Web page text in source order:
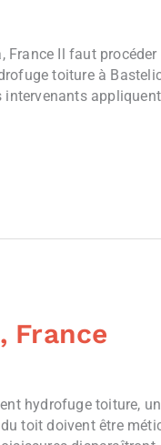
France Il faut
toiture à
intervenants
France
hydrofuge toiture,
toit doivent être